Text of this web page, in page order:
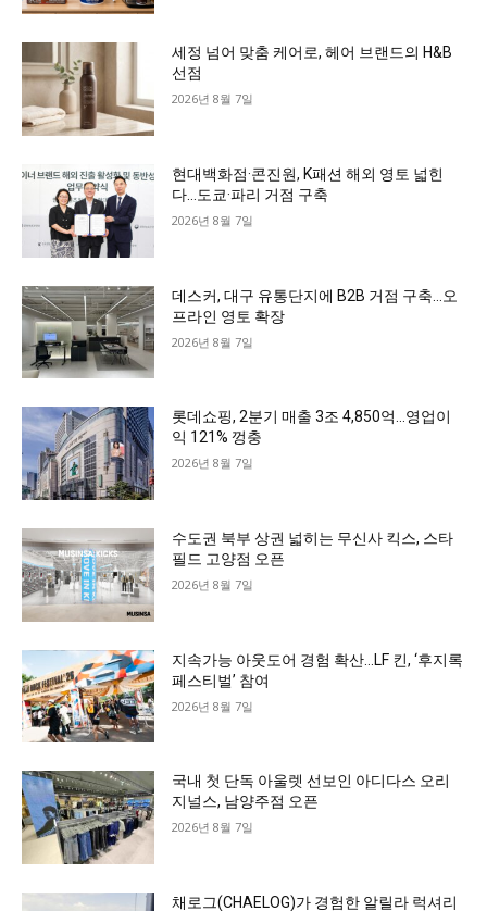
세정 넘어 맞춤 케어로, 헤어 브랜드의 H&B
선점
2026년 8월 7일
현대백화점·콘진원, K패션 해외 영토 넓힌
다…도쿄·파리 거점 구축
2026년 8월 7일
데스커, 대구 유통단지에 B2B 거점 구축…오
프라인 영토 확장
2026년 8월 7일
롯데쇼핑, 2분기 매출 3조 4,850억…영업이
익 121% 껑충
2026년 8월 7일
수도권 북부 상권 넓히는 무신사 킥스, 스타
필드 고양점 오픈
2026년 8월 7일
지속가능 아웃도어 경험 확산…LF 킨, ‘후지록
페스티벌’ 참여
2026년 8월 7일
국내 첫 단독 아울렛 선보인 아디다스 오리
지널스, 남양주점 오픈
2026년 8월 7일
채로그(CHAELOG)가 경험한 알릴라 럭셔리